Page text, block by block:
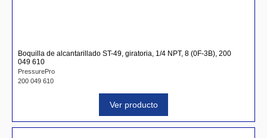
Boquilla de alcantarillado ST-49, giratoria, 1/4 NPT, 8 (0F-3B), 200
049 610
PressurePro
200 049 610
Ver producto